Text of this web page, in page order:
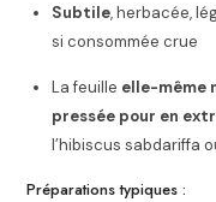
Subtile, herbacée,
si consommée crue
La feuille elle-même
pressée pour en
l’hibiscus sabdariffa
Préparations typiques :